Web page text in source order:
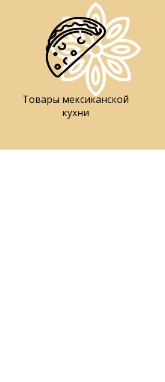
Товары мексиканской
кухни